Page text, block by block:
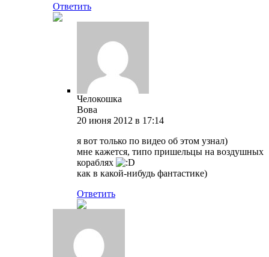
Ответить
Челокошка
Вова
20 июня 2012 в 17:14
я вот только по видео об этом узнал)
мне кажется, типо пришельцы на воздушных
кораблях
как в какой-нибудь фантастике)
Ответить